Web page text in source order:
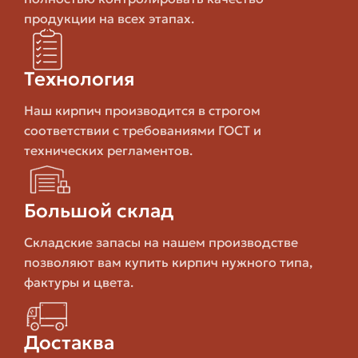
М100, М150 и выше) и морозостойкость (F25 и выше).
Чем выше марка прочности и морозостойкости, тем
дольше прослужит конструкция, но выше цена.
Таблица: сравнение основных типов
кирпича
Керамический
полнотелый
Несущие стены
Керамический
облицовочный
Фасады
Эстетика,
продукции на всех этапах.
Технология
Наш кирпич производится в строгом
соответствии с требованиями ГОСТ и
технических регламентов.
Большой склад
Складские запасы на нашем производстве
позволяют вам купить кирпич нужного типа,
фактуры и цвета.
Достаква